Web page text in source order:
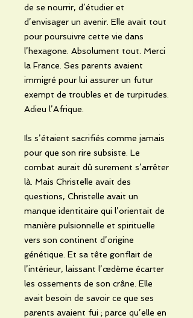
de se nourrir, d’étudier et
d’envisager un avenir. Elle avait tout
pour poursuivre cette vie dans
l’hexagone. Absolument tout. Merci
la France. Ses parents avaient
immigré pour lui assurer un futur
exempt de troubles et de turpitudes.
Adieu l’Afrique.
Ils s’étaient sacrifiés comme jamais
pour que son rire subsiste. Le
combat aurait dû surement s’arrêter
là. Mais Christelle avait des
questions, Christelle avait un
manque identitaire qui l’orientait de
manière pulsionnelle et spirituelle
vers son continent d’origine
génétique. Et sa tête gonflait de
l’intérieur, laissant l’œdème écarter
les ossements de son crâne. Elle
avait besoin de savoir ce que ses
parents avaient fui ; parce qu’elle en